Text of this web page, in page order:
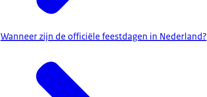
Wanneer zijn de officiële feestdagen in Nederland?